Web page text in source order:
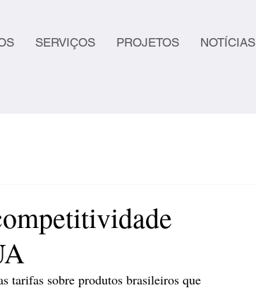
SERVIÇOS PROJETOS NOTÍCIAS
tarifas sobre produtos brasileiros que